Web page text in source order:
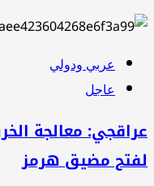
عربي ودولي
عاجل
معالجة
مضيق هرمز